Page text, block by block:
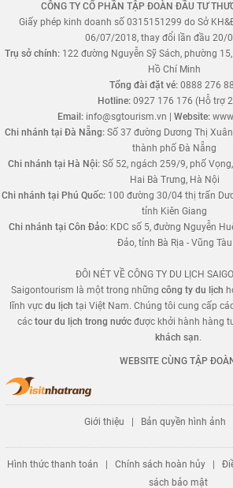
CÔNG TY CỔ PHẦN TẬP ĐOÀN ĐẦU TƯ
Giấy phép kinh doanh số 0315151299 do Sở
06/07/2018, thay đổi lần đầu 20/
Trụ sở chính: 122 đường Nguyễn Sỹ Sách, phường
Hồ Chí Minh
Tổng đài đặt vé:0888 276
Hotline: 0927 176 176 (Hỗ trợ
Email: info@sgtourism.vn |Website:
Chi nhánh tại Đà Nẵng: Số 37 đường Dương Thị
thành phố Đà Nẵng
Chi nhánh tại Hà Nội: Số 52, ngách 259/9, phố
Hai Bà Trưng, Hà Nội
Chi nhánh tại Phú Quốc: 100 đường 30/04 thị trấn
tỉnh Kiên Giang
Chi nhánh tại Côn Đảo: KDC số 5, đường Nguyễn
Đảo, tỉnh Bà Rịa - Vũng Tàu
ĐÔI NÉT VỀ CÔNG TY DU LỊCH
Saigontourism là một trong những công ty du lịch
lĩnh vựcdu lịch tại Việt Nam. Chúng tôi cung cấp
cáctour du lịch trong nước được khởi hành hàng
khách sạn.
WEBSITE CÙNG TẬP
Giới thiệu Bản quyền hình ảnh
Hình thức thanh toán |Chính sách hoàn hủy |
sách bảo mật